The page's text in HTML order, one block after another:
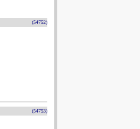
(54752)
(54753)